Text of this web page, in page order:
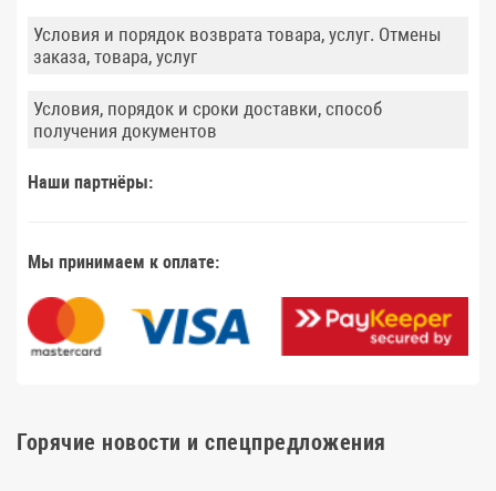
Условия и порядок возврата товара, услуг. Отмены
заказа, товара, услуг
Условия, порядок и сроки доставки, способ
получения документов
Наши партнёры:
Мы принимаем к оплате:
Горячие новости и спецпредложения